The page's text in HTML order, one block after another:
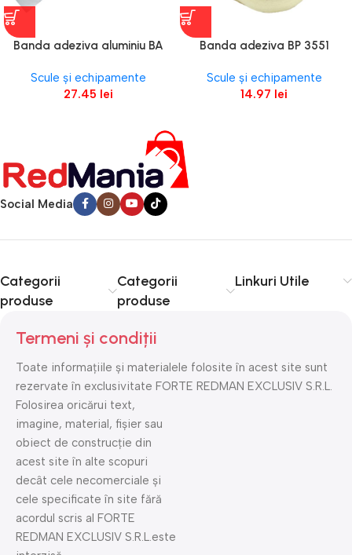
Banda adeziva aluminiu BA
pentru
reparatii/montaj/instalatii
Scule și echipamente
27.45 lei
Banda adeziva BP 3551
33m g-0.15mm pentru
reparatii si imbinari folii sere
Scule și echipamente
14.97 lei
Social Media
Categorii
produse
Categorii
produse
Linkuri Utile
Termeni și condiții
Toate informațiile și materialele folosite în acest site sunt
rezervate în exclusivitate FORTE REDMAN EXCLUSIV S.R.L.
Folosirea oricărui text,
imagine, material, fișier sau
obiect de construcție din
acest site în alte scopuri
decât cele necomerciale și
cele specificate în site fără
acordul scris al FORTE
REDMAN EXCLUSIV S.R.L.este